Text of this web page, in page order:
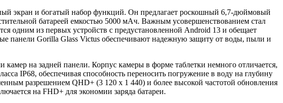
экран и богатый набор функций. Он предлагает роскошный 6,7-дюймовый
батареей емкостью 5000 мАч. Важным усовершенствованием стал
одним из первых устройств с предустановленной Android 13 и обещает
панели Gorilla Glass Victus обеспечивают надежную защиту от воды, пыли и
на задней панели. Корпус камеры в форме таблетки немного отличается,
IP68, обеспечивая способность переносить погружение в воду на глубину
разрешением QHD+ (3 120 x 1 440) и более высокой частотой обновления
на FHD+ для экономии заряда батареи.